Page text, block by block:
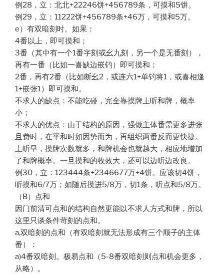
例28，立：北北+22246饼+456789条，可摸和5饼。
例29，立：11222饼+456789条+46万，可摸和5万。
e）有双暗刻时。如果：
4番以上，即可摸和；
3番（其中有一个1番字刻或幺九刻，另一个是无番刻），
再有一番（比如一喜缺边嵌钓）即可摸和；
2番，再有2番（比如断幺2，或连六1+单钓将1，或喜相逢
1+嵌张1）即可摸和。
不求人的缺点：不能吃碰，完全靠摸牌上听和牌，概率
小；
不求人的优点：由于结构的原因，强做主体番需更多进张
且费时，在平和时如因势而为，再组织两番反而更快捷。
上听早，摸牌次数就多，和牌机会也就越大，相应地增加
了和牌概率。一旦摸和的收效大，还可以边听边改良。
例30，立：123444条+2346677万+4饼。应该切4饼，
听摸和6/7万；如随后摸进5/8万，切1条，听点和5/8万。
（B）点和
因门前清可点和的结构自然更能以不求人方式和牌，所以
这里只谈条件苛刻的点和。
a,双暗刻的点和（有双暗刻就无法形成有三个顺子的主体
番）：
a)4番双暗刻。极易点和（5-8番双暗刻则点和机会更多，
从略）。